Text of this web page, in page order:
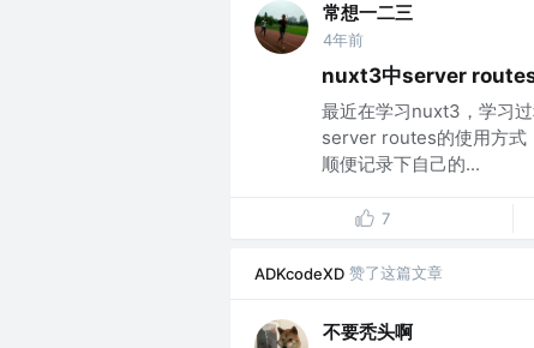
常想一二三
4年前
nuxt3中server
最近在学习nuxt3，学习
server routes的使用方式
顺便记录下自己的...
7
ADKcodeXD 赞了这篇文章
不要秃头啊